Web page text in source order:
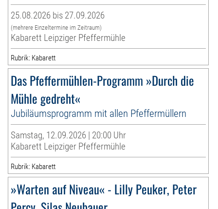
25.08.2026 bis 27.09.2026
(mehrere Einzeltermine im Zeitraum)
Kabarett Leipziger Pfeffermühle
Rubrik: Kabarett
Das Pfeffermühlen-Programm »Durch die
Mühle gedreht«
Jubiläumsprogramm mit allen Pfeffermüllern
Samstag, 12.09.2026 | 20:00 Uhr
Kabarett Leipziger Pfeffermühle
Rubrik: Kabarett
»Warten auf Niveau« - Lilly Peuker, Peter